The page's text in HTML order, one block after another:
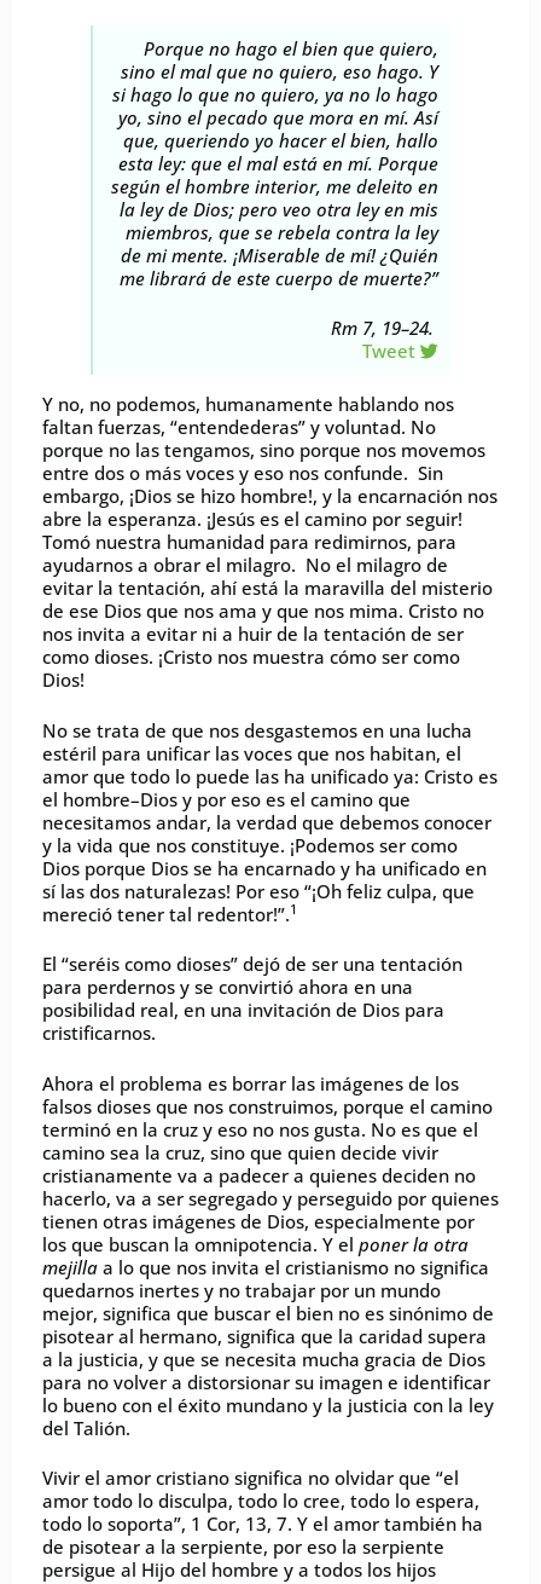
Porque no hago el bien que quiero,
sino el mal que no quiero, eso hago. Y
si hago lo que no quiero, ya no lo hago
yo, sino el pecado que mora en mí. Así
que, queriendo yo hacer el bien, hallo
esta ley: que el mal está en mí. Porque
según el hombre interior, me deleito en
la ley de Dios; pero veo otra ley en mis
miembros, que se rebela contra la ley
de mi mente. ¡Miserable de mí! ¿Quién
me librará de este cuerpo de muerte?”
Rm 7, 19–24.
Tweet
Y no, no podemos, humanamente hablando nos
faltan fuerzas, “entendederas” y voluntad. No
porque no las tengamos, sino porque nos movemos
entre dos o más voces y eso nos confunde. Sin
embargo, ¡Dios se hizo hombre!, y la encarnación nos
abre la esperanza. ¡Jesús es el camino por seguir!
Tomó nuestra humanidad para redimirnos, para
ayudarnos a obrar el milagro. No el milagro de
evitar la tentación, ahí está la maravilla del misterio
de ese Dios que nos ama y que nos mima. Cristo no
nos invita a evitar ni a huir de la tentación de ser
como dioses. ¡Cristo nos muestra cómo ser como
Dios!
No se trata de que nos desgastemos en una lucha
estéril para unificar las voces que nos habitan, el
amor que todo lo puede las ha unificado ya: Cristo es
el hombre–Dios y por eso es el camino que
necesitamos andar, la verdad que debemos conocer
y la vida que nos constituye. ¡Podemos ser como
Dios porque Dios se ha encarnado y ha unificado en
sí las dos naturalezas! Por eso “¡Oh feliz culpa, que
mereció tener tal redentor!”.1
El “seréis como dioses” dejó de ser una tentación
para perdernos y se convirtió ahora en una
posibilidad real, en una invitación de Dios para
cristificarnos.
Ahora el problema es borrar las imágenes de los
falsos dioses que nos construimos, porque el camino
terminó en la cruz y eso no nos gusta. No es que el
camino sea la cruz, sino que quien decide vivir
cristianamente va a padecer a quienes deciden no
hacerlo, va a ser segregado y perseguido por quienes
tienen otras imágenes de Dios, especialmente por
los que buscan la omnipotencia. Y el poner la otra
mejilla a lo que nos invita el cristianismo no significa
quedarnos inertes y no trabajar por un mundo
mejor, significa que buscar el bien no es sinónimo de
pisotear al hermano, significa que la caridad supera
a la justicia, y que se necesita mucha gracia de Dios
para no volver a distorsionar su imagen e identificar
lo bueno con el éxito mundano y la justicia con la ley
del Talión.
Vivir el amor cristiano significa no olvidar que “el
amor todo lo disculpa, todo lo cree, todo lo espera,
todo lo soporta”, 1 Cor, 13, 7. Y el amor también ha
de pisotear a la serpiente, por eso la serpiente
persigue al Hijo del hombre y a todos los hijos